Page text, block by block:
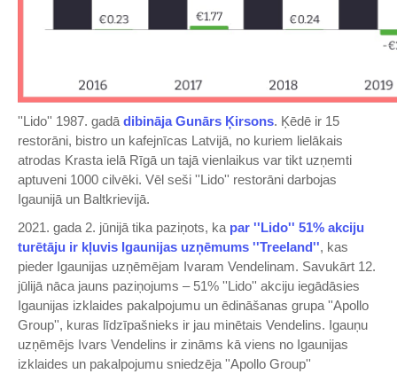
''Lido'' 1987. gadā dibināja Gunārs Ķirsons. Ķēdē ir 15
restorāni, bistro un kafejnīcas Latvijā, no kuriem lielākais
atrodas Krasta ielā Rīgā un tajā vienlaikus var tikt uzņemti
aptuveni 1000 cilvēki. Vēl seši ''Lido'' restorāni darbojas
Igaunijā un Baltkrievijā.
2021. gada 2. jūnijā tika paziņots, ka par ''Lido'' 51% akciju
turētāju ir kļuvis Igaunijas uzņēmums ''Treeland'', kas
pieder Igaunijas uzņēmējam Ivaram Vendelinam. Savukārt 12.
jūlijā nāca jauns paziņojums – 51% ''Lido'' akciju iegādāsies
Igaunijas izklaides pakalpojumu un ēdināšanas grupa ''Apollo
Group'', kuras līdzīpašnieks ir jau minētais Vendelins. Igauņu
uzņēmējs Ivars Vendelins ir zināms kā viens no Igaunijas
izklaides un pakalpojumu sniedzēja ''Apollo Group''